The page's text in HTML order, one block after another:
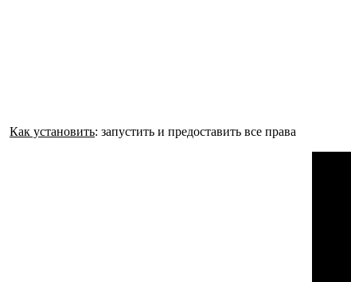
Как установить: запустить и предоставить все права